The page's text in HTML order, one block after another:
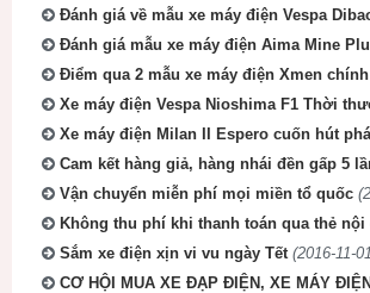
Đánh giá về mẫu xe máy điện Vespa
Đánh giá mẫu xe máy điện Aima Mine
Điểm qua 2 mẫu xe máy điện Xmen
Xe máy điện Vespa Nioshima F1 Thời
Xe máy điện Milan II Espero cuốn hút
Cam kết hàng giả, hàng nhái đền gấp 5
Vận chuyển miễn phí mọi miền tổ quốc
Không thu phí khi thanh toán qua thẻ
Sắm xe điện xịn vi vu ngày Tết (2016-11-
CƠ HỘI MUA XE ĐẠP ĐIỆN, XE MÁY